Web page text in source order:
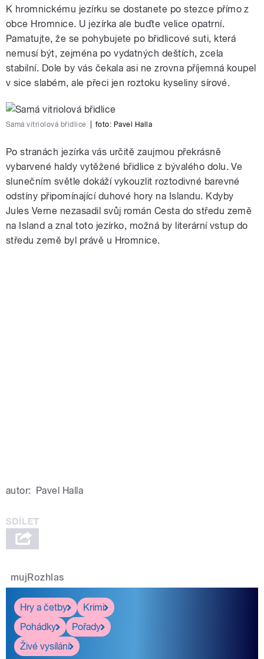
K hromnickému jezírku se dostanete po stezce přímo z
obce Hromnice. U jezírka ale buďte velice opatrní.
Pamatujte, že se pohybujete po břidlicové suti, která
nemusí být, zejména po vydatných deštích, zcela
stabilní. Dole by vás čekala asi ne zrovna příjemná koupel
v sice slabém, ale přeci jen roztoku kyseliny sírové.
Samá vitriolová břidlice foto: Pavel Halla
Po stranách jezírka vás určitě zaujmou překrásně
vybarvené haldy vytěžené břidlice z bývalého dolu. Ve
slunečním světle dokáží vykouzlit roztodivné barevné
odstíny připomínající duhové hory na Islandu. Kdyby
Jules Verne nezasadil svůj román Cesta do středu země
na Island a znal toto jezírko, možná by literární vstup do
středu země byl právě u Hromnice.
autor: Pavel Halla
mujRozhlas
Hry a četby
Krimi
Pohádky
Pořady
Živé vysílání